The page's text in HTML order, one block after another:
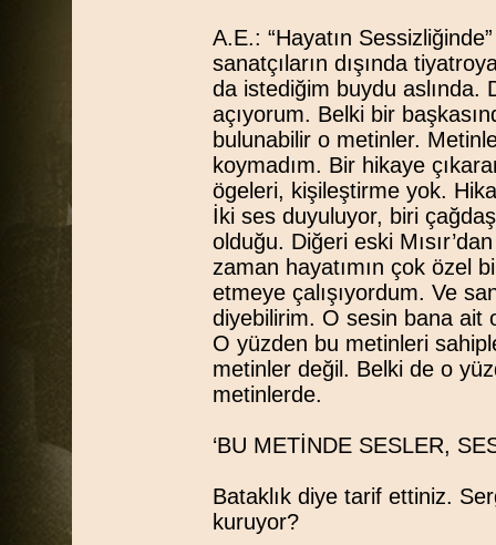
A.E.: “Hayatın
sanatçıların dışında
da istediğim buydu aslında.
açıyorum. Belki bir
bulunabilir o metinler.
koymadım. Bir hikaye
ögeleri, kişileştirme yok.
İki ses duyuluyor, biri
olduğu. Diğeri eski
zaman hayatımın çok özel
etmeye çalışıyordum. Ve
diyebilirim. O sesin bana ait
O yüzden bu metinleri
metinler değil. Belki de o
metinlerde.
‘BU METİNDE SESLER,
Bataklık diye tarif ettiniz.
kuruyor?